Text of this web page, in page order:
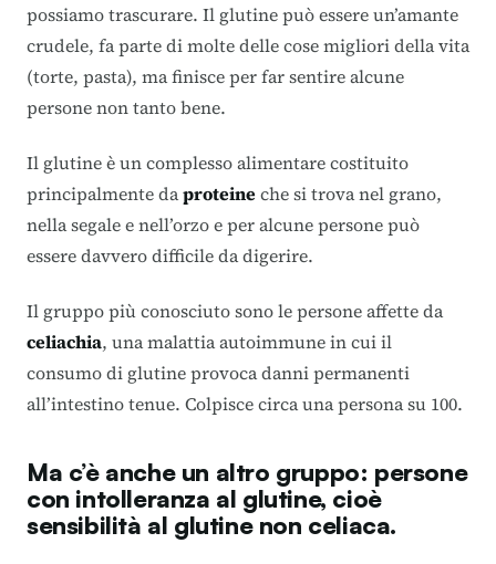
possiamo trascurare. Il glutine può essere un’amante
crudele, fa parte di molte delle cose migliori della vita
(torte, pasta), ma finisce per far sentire alcune
persone non tanto bene.
Il glutine è un complesso alimentare costituito
principalmente daproteineche si trova nel grano,
nella segale e nell’orzo e per alcune persone può
essere davvero difficile da digerire.
Il gruppo più conosciuto sono le persone affette da
celiachia, una malattia autoimmune in cui il
consumo di glutine provoca danni permanenti
all’intestino tenue. Colpisce circa una persona su 100.
Ma c’è anche un altro gruppo: persone
con intolleranza al glutine, cioè
sensibilità al glutine non celiaca.